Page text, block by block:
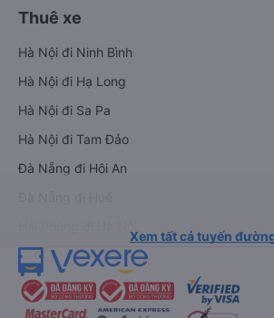
Thuê xe
Hà Nội đi Ninh Bình
Hà Nội đi Hạ Long
Hà Nội đi Sa Pa
Hà Nội đi Tam Đảo
Đà Nẵng đi Hội An
Xem tất cả tuyến